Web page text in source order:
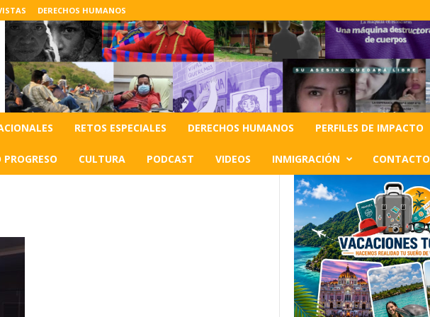
DERECHOS HUMANOS
RETOS ESPECIALES DERECHOS HUMANOS PERFILES DE IMPACTO
PROGRESO CULTURA PODCAST VIDEOS INMIGRACIÓN CONTACTO